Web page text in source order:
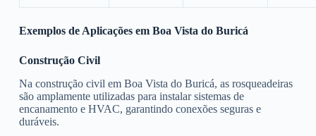
Exemplos de Aplicações em Boa Vista do Buricá
Construção Civil
Na construção civil em Boa Vista do Buricá, as rosqueadeiras
são amplamente utilizadas para instalar sistemas de
encanamento e HVAC, garantindo conexões seguras e
duráveis.